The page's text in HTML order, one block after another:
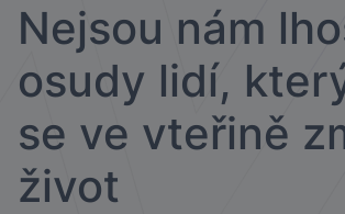
Nejsou nám
osudy lidí,
se ve vteřině
život